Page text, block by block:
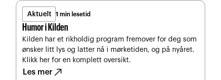
Aktuelt 1 min lesetid
Humor i Kilden
Kilden har et rikholdig program fremover for deg som
ønsker litt lys og latter nå i mørketiden, og på nyåret.
Klikk her for en komplett oversikt.
Les mer north_east